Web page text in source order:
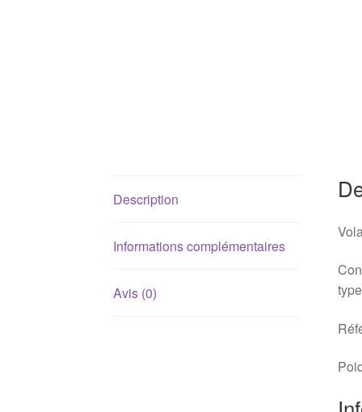
Description
Informations complémentaires
Avis (0)